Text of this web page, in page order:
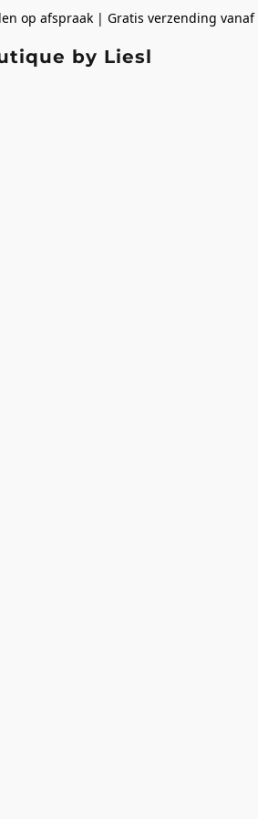
op afspraak | Gratis verzending vanaf
by Liesl